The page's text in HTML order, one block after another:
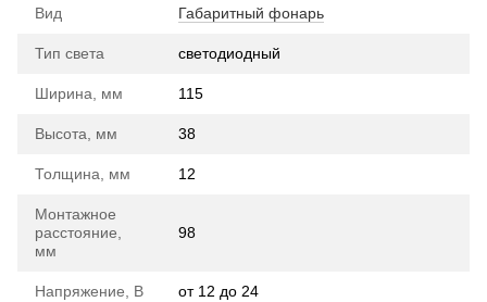
Вид Габаритный фонарь
Тип света cветодиодный
Ширина, мм 115
Высота, мм 38
Толщина, мм 12
Монтажное
расстояние,
мм
98
Напряжение, В от 12 до 24